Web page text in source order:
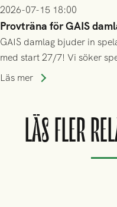
2026-07-15 18:00
Provträna för GAIS
GAIS damlag bjuder in
med start 27/7! Vi söker
division 3-nivå.
Läs mer
LÄS FLER